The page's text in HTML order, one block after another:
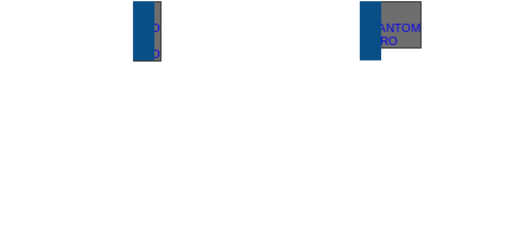
EVO II PRO PHANTOM 4